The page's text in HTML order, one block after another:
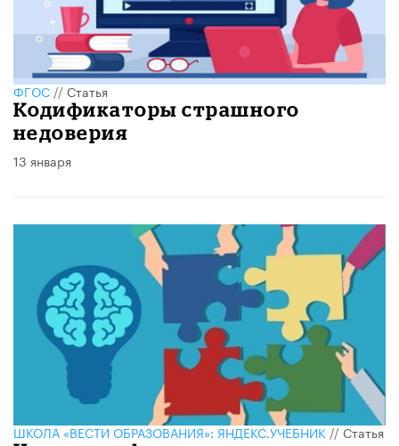
ФГОС//Статья
Кодификаторы страшного
недоверия
13 января
ШКОЛА «ВЕСТИ ОБРАЗОВАНИЯ»: ЯНДЕКС.УЧЕБНИК//Статья